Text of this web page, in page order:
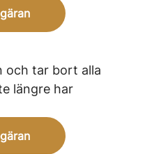
och tar bort alla
längre har